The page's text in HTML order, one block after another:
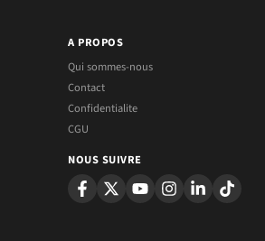
A PROPOS
Qui sommes-nous
Contact
Confidentialite
CGU
NOUS SUIVRE